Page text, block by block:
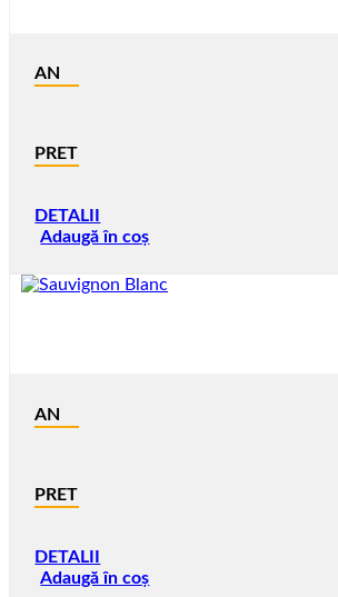
AN
PRET
DETALII
Adaugă în coș
AN
PRET
DETALII
Adaugă în coș